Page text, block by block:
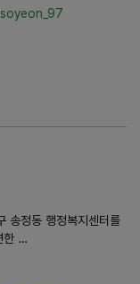
송정동 행정복지센터를
한 …